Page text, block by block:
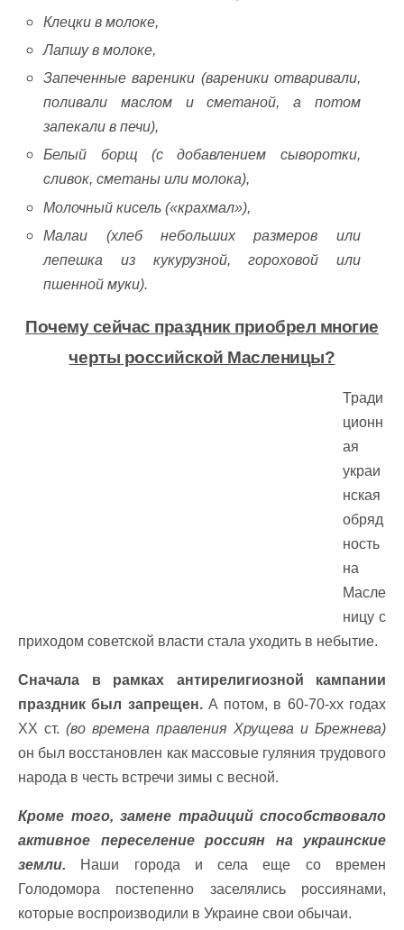
Клецки в молоке,
Лапшу в молоке,
Запеченные вареники (вареники отваривали,
поливали маслом и сметаной, а потом
запекали в печи),
Белый борщ (с добавлением сыворотки,
сливок, сметаны или молока),
Молочный кисель («крахмал»),
Малаи (хлеб небольших размеров или
лепешка из кукурузной, гороховой или
пшенной муки).
Почему сейчас праздник приобрел многие
черты российской Масленицы?
Тради
ционн
ая
украи
нская
обряд
ность
на
Масле
ницу с
приходом советской власти стала уходить в небытие.
Сначала в рамках антирелигиозной кампании
праздник был запрещен.А потом, в 60-70-хх годах
ХХ ст. (во времена правления Хрущева и Брежнева)
он был восстановлен как массовые гуляния трудового
народа в честь встречи зимы с весной.
Кроме того, замене традиций способствовало
активное переселение россиян на украинские
земли. Наши города и села еще со времен
Голодомора постепенно заселялись россиянами,
которые воспроизводили в Украине свои обычаи.